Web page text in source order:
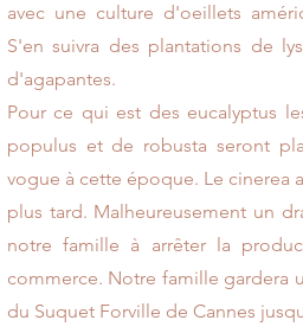
avec une culture d'oeillets
S'en suivra des plantations de
d'agapantes.
Pour ce qui est des eucalyptus
populus et de robusta seront
vogue à cette époque. Le cinerea
plus tard. Malheureusement un
notre famille à arrêter la
commerce. Notre famille gardera
du Suquet Forville de Cannes